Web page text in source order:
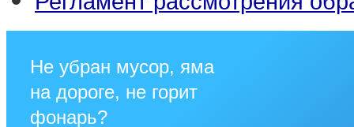
Не убран мусор, яма
на дороге, не горит
фонарь?